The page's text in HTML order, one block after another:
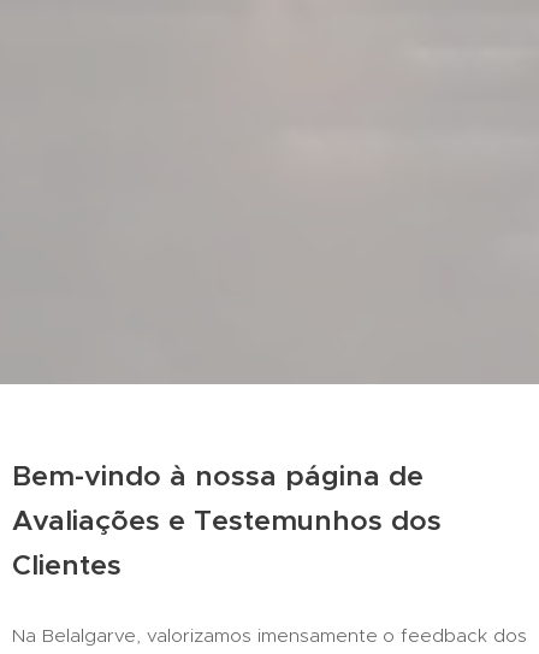
Bem-vindo à nossa página de
Avaliações e Testemunhos dos
Clientes
Na Belalgarve, valorizamos imensamente o feedback dos